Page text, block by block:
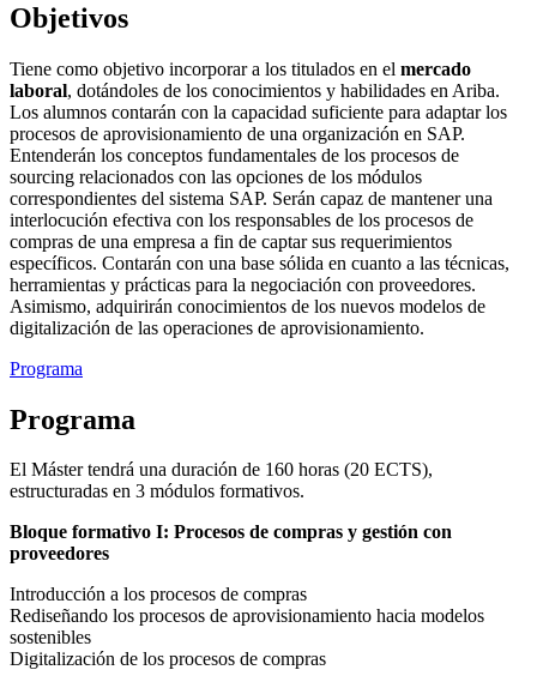
Objetivos
Tiene como objetivo incorporar a los titulados en el mercado
laboral, dotándoles de los conocimientos y habilidades en Ariba.
Los alumnos contarán con la capacidad suficiente para adaptar los
procesos de aprovisionamiento de una organización en SAP.
Entenderán los conceptos fundamentales de los procesos de
sourcing relacionados con las opciones de los módulos
correspondientes del sistema SAP. Serán capaz de mantener una
interlocución efectiva con los responsables de los procesos de
compras de una empresa a fin de captar sus requerimientos
específicos. Contarán con una base sólida en cuanto a las técnicas,
herramientas y prácticas para la negociación con proveedores.
Asimismo, adquirirán conocimientos de los nuevos modelos de
digitalización de las operaciones de aprovisionamiento.
Programa
Programa
El Máster tendrá una duración de 160 horas (20 ECTS),
estructuradas en 3 módulos formativos.
Bloque formativo I: Procesos de compras y gestión con
proveedores
Introducción a los procesos de compras
Rediseñando los procesos de aprovisionamiento hacia modelos
sostenibles
Digitalización de los procesos de compras